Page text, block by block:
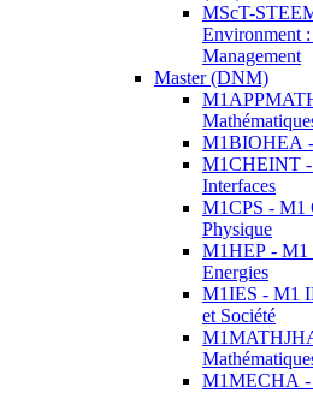
MScT-
Environment
Management
Master (DNM)
M1BIOHEA
M1CHEINT
Interfaces
M1CPS - M1
Physique
M1HEP - M1
Energies
M1IES - M1
et Société
M1MECHA -